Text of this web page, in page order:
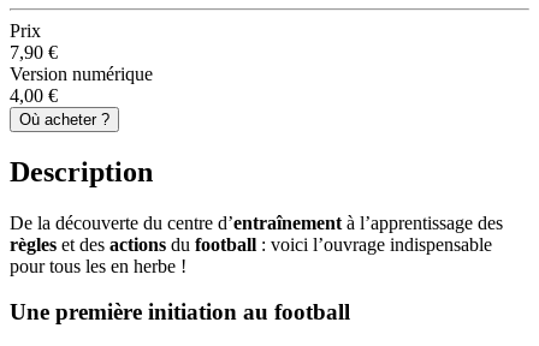
Prix
7,90 €
Version numérique
4,00 €
Où acheter ?
Description
De la découverte du centre d’entraînement à l’apprentissage des
règles et des actions du football : voici l’ouvrage indispensable
pour tous les en herbe !
Une première initiation au football